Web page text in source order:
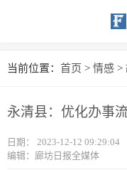
首页
汽车
当前位置： 首页 > 情感 >
永清县：优化办事
日期： 2023-12-12 09:29:04
编辑：廊坊日报全媒体